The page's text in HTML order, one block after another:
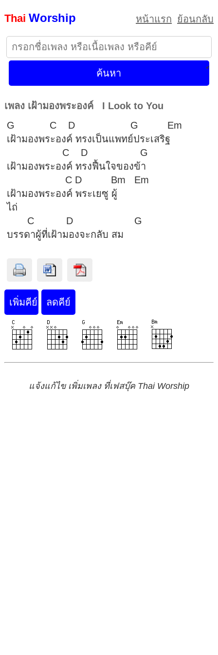
Thai Worship หน้าแรก ย้อนกลับ
เพลง เฝ้ามองพระองค์ I Look to You
G C D G
เฝ้ามองพระองค์ ทรงเป็นแพทย์ประเสริฐ
C D G
เฝ้ามองพระองค์ ทรงฟื้นใจของข้า
C D Bm
เฝ้ามองพระองค์ พระเยซู ผู้
ไถ่
C D
บรรดาผู้ที่เฝ้ามองจะกลับ สม
แจ้งแก้ไข เพิ่มเพลง ที่เฟสบุ๊ค Thai Worship